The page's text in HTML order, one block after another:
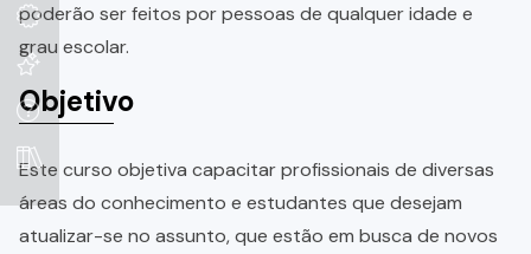
poderão ser feitos por pessoas de qualquer idade e
grau escolar.
Objetivo
Este curso objetiva capacitar profissionais de diversas
áreas do conhecimento e estudantes que desejam
atualizar-se no assunto, que estão em busca de novos